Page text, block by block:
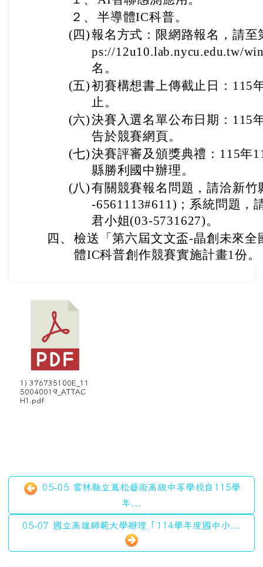
２、 半導體IC科普。
(四)報名方式：限網路報名，請
ps://12u10.lab.nycu.edu.tw/
名。
(五)初賽構想書上傳截止日：115
止。
(六)決賽入選名單公布日期：115
告於競賽網頁。
(七)決賽評審及頒獎典禮：115年
縣勝利國中辦理。
(八)有關競賽報名問題，請洽新
-6561113#611)；系統問題，
君小姐(03-5731627)。
四、 檢送「第六屆文文盃-晶創未來
體IC科普創作競賽實施計畫1份。
1) 376735100E_11
50040019_ATTAC
H1.pdf
05-05 雲林縣立蔦松藝術高級中等學校自115學
年...
05-07 國立高雄師範大學辦理「114學年度國中小...